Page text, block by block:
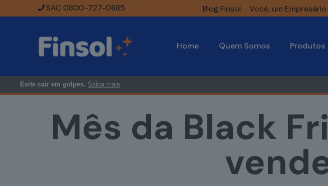
SAC 0800-727-0885 Blog Finsol Você, um
Home Quem Somos Produtos
Evite cair em golpes. Saiba mais
Mês da Black